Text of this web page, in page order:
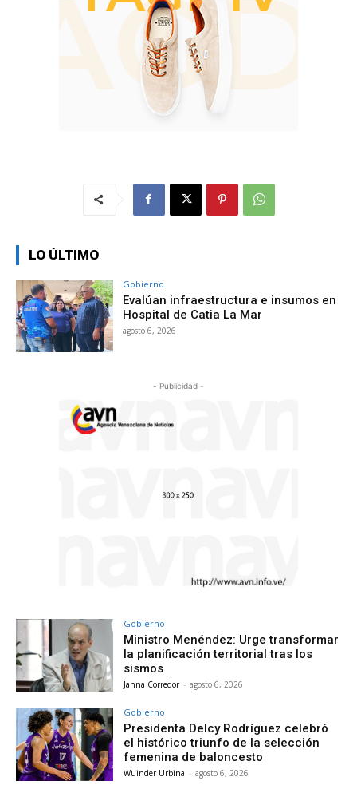
LO ÚLTIMO
Gobierno
Evalúan infraestructura e insumos en
Hospital de Catia La Mar
agosto 6, 2026
- Publicidad -
Gobierno
Ministro Menéndez: Urge transformar
la planificación territorial tras los
sismos
Janna Corredor - agosto 6, 2026
Gobierno
Presidenta Delcy Rodríguez celebró
el histórico triunfo de la selección
femenina de baloncesto
Wuinder Urbina - agosto 6, 2026